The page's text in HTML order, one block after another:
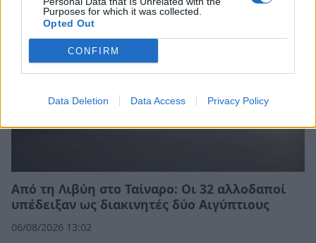
Purposes for which it was collected.
Opted Out
CONFIRM
Data Deletion Data Access Privacy Policy
Από τη Λιβύη στο Ταίναρο: Οι 32 αλλοδαποί
υπέδειξαν ως διακινητές δύο Αιγύπτιους
06/08/2026 13:02